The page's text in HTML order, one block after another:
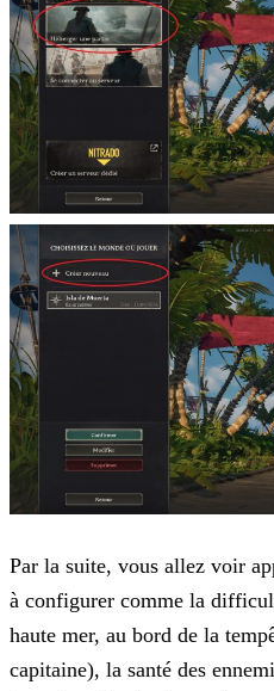
Par la suite, vous allez voir
à configurer comme la
haute mer, au bord de la
capitaine), la santé des